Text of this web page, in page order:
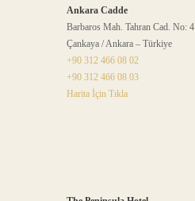
Ankara Cadde
Barbaros Mah. Tahran Cad. No: 4
Çankaya / Ankara – Türkiye
+90 312 466 08 02
+90 312 466 08 03
Harita İçin Tıkla